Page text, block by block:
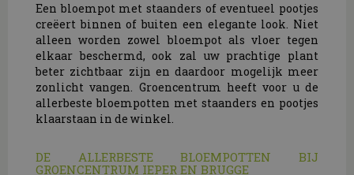
Een bloempot met staanders of eventueel pootjes
creëert binnen of buiten een elegante look. Niet
alleen worden zowel bloempot als vloer tegen
elkaar beschermd, ook zal uw prachtige plant
beter zichtbaar zijn en daardoor mogelijk meer
zonlicht vangen. Groencentrum heeft voor u de
allerbeste bloempotten met staanders en pootjes
klaarstaan in de winkel.
DE ALLERBESTE BLOEMPOTTEN BIJ
GROENCENTRUM IEPER EN BRUGGE